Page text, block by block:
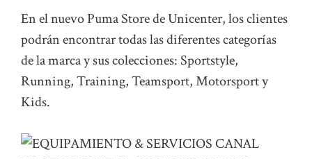
En el nuevo Puma Store de Unicenter, los clientes
podrán encontrar todas las diferentes categorías
de la marca y sus colecciones: Sportstyle,
Running, Training, Teamsport, Motorsport y
Kids.